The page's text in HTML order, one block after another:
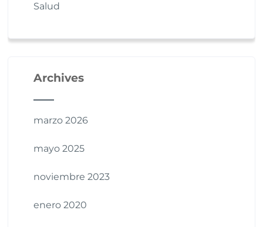
Salud
Archives
marzo 2026
mayo 2025
noviembre 2023
enero 2020